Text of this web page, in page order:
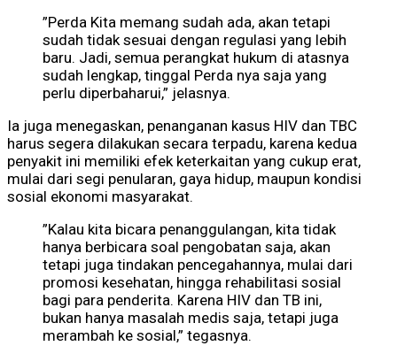
‎”Perda Kita memang sudah ada, akan tetapi
sudah tidak sesuai dengan regulasi yang lebih
baru. Jadi, semua perangkat hukum di atasnya
sudah lengkap, tinggal Perda nya saja yang
perlu diperbaharui,” jelasnya.
‎Ia juga menegaskan, penanganan kasus HIV dan TBC
harus segera dilakukan secara terpadu, karena kedua
penyakit ini memiliki efek keterkaitan yang cukup erat,
mulai dari segi penularan, gaya hidup, maupun kondisi
sosial ekonomi masyarakat.
‎”Kalau kita bicara penanggulangan, kita tidak
hanya berbicara soal pengobatan saja, akan
tetapi juga tindakan pencegahannya, mulai dari
promosi kesehatan, hingga rehabilitasi sosial
bagi para penderita. Karena HIV dan TB ini,
bukan hanya masalah medis saja, tetapi juga
merambah ke sosial,” tegasnya.